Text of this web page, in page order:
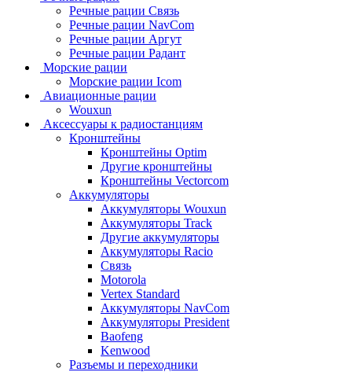
Речные рации Связь
Речные рации NavCom
Речные рации Аргут
Речные рации Радант
Морские рации
Морские рации Icom
Авиационные рации
Wouxun
Аксессуары к радиостанциям
Кронштейны
Кронштейны Optim
Другие кронштейны
Кронштейны Vectorcom
Аккумуляторы
Аккумуляторы Wouxun
Аккумуляторы Track
Другие аккумуляторы
Аккумуляторы Racio
Связь
Motorola
Vertex Standard
Аккумуляторы NavCom
Аккумуляторы President
Baofeng
Kenwood
Разъемы и переходники